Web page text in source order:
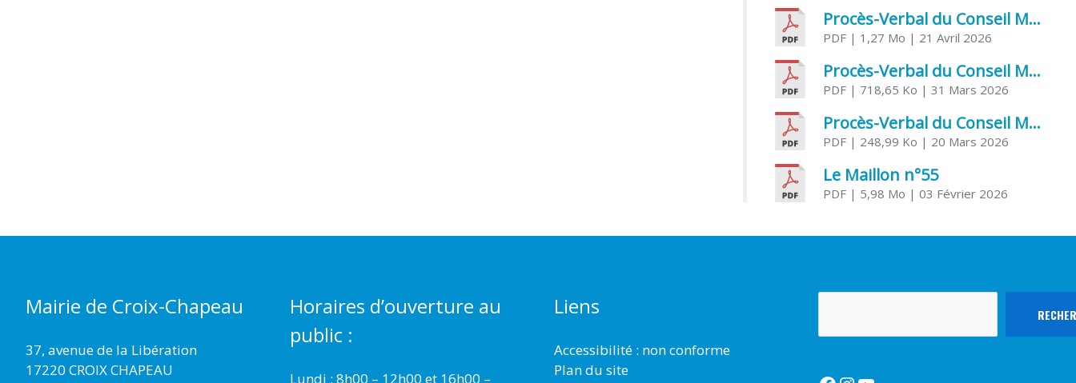
Procès-Verbal du Conseil Municipal du 21 avril 2026
PDF | 1,27 Mo | 21 Avril 2026
Procès-Verbal du Conseil Municipal du 31 mars 2026
PDF | 718,65 Ko | 31 Mars 2026
Procès-Verbal du Conseil Municipal du 20 mars 2026
PDF | 248,99 Ko | 20 Mars 2026
Le Maillon n°55
PDF | 5,98 Mo | 03 Février 2026
Mairie de Croix-Chapeau
37, avenue de la Libération
17220 CROIX CHAPEAU
Horaires d’ouverture au
public :
Lundi : 8h00 – 12h00 et 16h00 –
Liens
Accessibilité : non conforme
Plan du site